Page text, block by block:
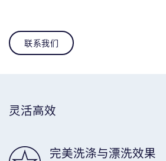
联系我们
灵活高效
完美洗涤与漂洗效果